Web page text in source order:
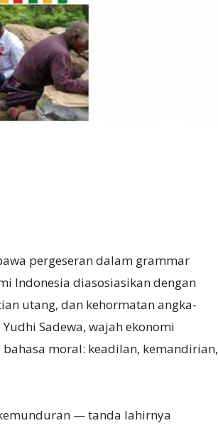
pergeseran dalam grammar
Indonesia diasosiasikan dengan
utang, dan kehormatan angka-
Sadewa, wajah ekonomi
moral: keadilan, kemandirian,
— tanda lahirnya